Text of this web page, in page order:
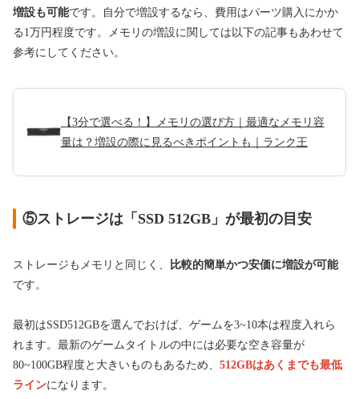
増設も可能です。自分で増設するなら、費用はパーツ購入にかか
る1万円程度です。メモリの増設に関しては以下の記事もあわせて
参考にしてください。
【3分で選べる！】メモリの選び方｜最適なメモリ容
量は？増設の際に見るべきポイントも｜ランク王
⑤ストレージは「SSD 512GB」が最初の目安
ストレージもメモリと同じく、
比較的簡単かつ安価に増設が可能
です。
最初はSSD512GBを選んでおけば、ゲームを3~10本は程度入れら
れます。最新のゲームタイトルの中には必要な空き容量が
80~100GB程度と大きいものもあるため、 512GBはあくまでも最低
ラインになります。